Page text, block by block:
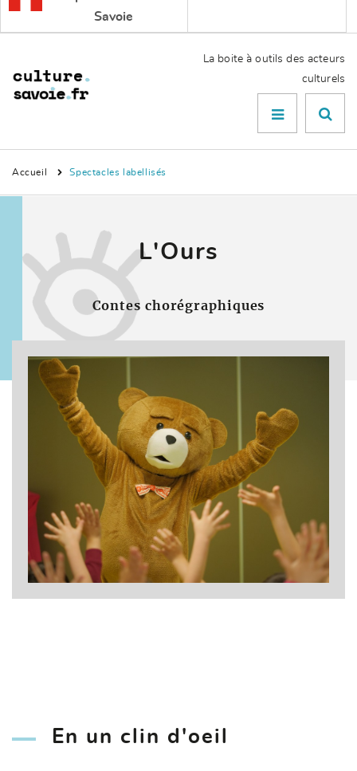
Savoie
La boite à outils des acteurs
culturels
Menu

Accueil Spectacles labellisés
L'Ours
Contes chorégraphiques
En un clin d'oeil